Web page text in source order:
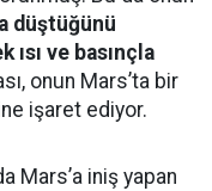
düştüğünü
ısı ve basınçla
onun Mars’ta bir
işaret ediyor.
Mars’a iniş yapan